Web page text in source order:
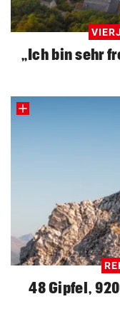
„Ich bin sehr
48 Gipfel,